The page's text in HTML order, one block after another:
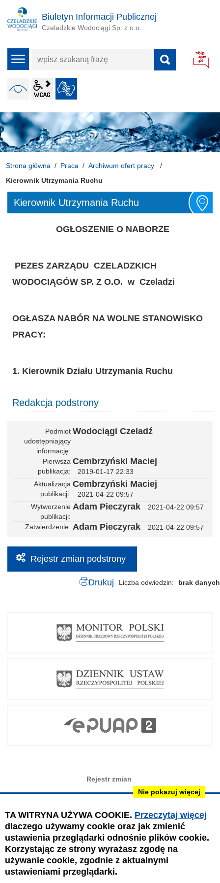
TA WITRYNA UŻYWA COOKIE. Przeczytaj więcej
dlaczego używamy cookie oraz jak zmienić
ustawienia przeglądarki odnośnie plików cookie.
Korzystając ze strony wyrażasz zgodę na
używanie cookie, zgodnie z aktualnymi
ustawieniami przeglądarki.
Nie pokazuj więcej
Biuletyn Informacji Publicznej
Czeladzkie Wodociągi Sp. z o.o.
menu
wpisz
frazę
WERSJA KONTRASTOWA
wcag2.1
Strona główna Praca
Archiwum ofert pracy
Kierownik Utrzymania Ruchu
Kierownik Utrzymania Ruchu
OGŁOSZENIE O NABORZE
PEZES ZARZĄDU CZELADZKICH
WODOCIĄGÓW SP. Z O.O. w Czeladzi
OGŁASZA NABÓR NA WOLNE STANOWISKO
PRACY:
1. Kierownik Działu Utrzymania Ruchu
Redakcja podstrony
Podmiot
udostępniający
informację
Wodociągi Czeladź
Pierwsza
publikacja
Cembrzyński Maciej
2019-01-17 22:33
Aktualizacja
publikacji
Cembrzyński Maciej
2021-04-22 09:57
Wytworzenie
publikacji
Adam Pieczyrak 2021-04-22 09:57
Zatwierdzenie Adam Pieczyrak 2021-04-22 09:57
Rejestr zmian podstrony
Drukuj Liczba odwiedzin brak danych
Rejestr zmian
Redakcja BIP
Instrukcja obsługi
Mapa serwisu
Deklaracja dostępności
Obsługa i nadzór techniczny: